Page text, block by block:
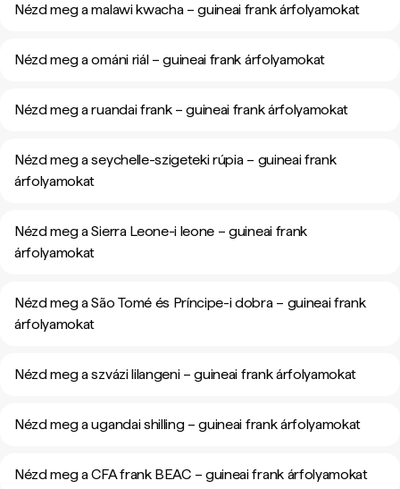
Nézd meg a malawi kwacha – guineai frank árfolyamokat
Nézd meg a ománi riál – guineai frank árfolyamokat
Nézd meg a ruandai frank – guineai frank árfolyamokat
Nézd meg a seychelle-szigeteki rúpia – guineai frank
árfolyamokat
Nézd meg a Sierra Leone-i leone – guineai frank
árfolyamokat
Nézd meg a São Tomé és Príncipe-i dobra – guineai frank
árfolyamokat
Nézd meg a szvázi lilangeni – guineai frank árfolyamokat
Nézd meg a ugandai shilling – guineai frank árfolyamokat
Nézd meg a CFA frank BEAC – guineai frank árfolyamokat